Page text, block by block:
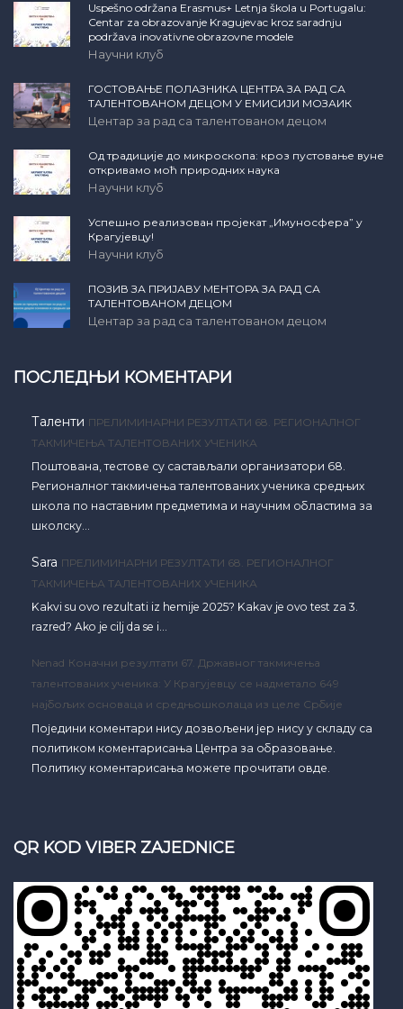
Uspešno održana Erasmus+ Letnja škola u Portugalu:
Centar za obrazovanje Kragujevac kroz saradnju
podržava inovativne obrazovne modele
Научни клуб
ГОСТОВАЊЕ ПОЛАЗНИКА ЦЕНТРА ЗА РАД СА
ТАЛЕНТОВАНОМ ДЕЦОМ У ЕМИСИЈИ МОЗАИК
Центар за рад са талентованом децом
Од традиције до микроскопа: кроз пустовање вуне
откривамо моћ природних наука
Научни клуб
Успешно реализован пројекат „Имуносфера” у
Крагујевцу!
Научни клуб
ПОЗИВ ЗА ПРИЈАВУ МЕНТОРА ЗА РАД СА
ТАЛЕНТОВАНОМ ДЕЦОМ
Центар за рад са талентованом децом
ПОСЛЕДЊИ КОМЕНТАРИ
Таленти ПРЕЛИМИНАРНИ РЕЗУЛТАТИ 68. РЕГИОНАЛНОГ
ТАКМИЧЕЊА ТАЛЕНТОВАНИХ УЧЕНИКА
Поштована, тестове су састављали организатори 68.
Регионалног такмичења талентованих ученика средњих
школа по наставним предметима и научним областима за
школску…
Sara ПРЕЛИМИНАРНИ РЕЗУЛТАТИ 68. РЕГИОНАЛНОГ
ТАКМИЧЕЊА ТАЛЕНТОВАНИХ УЧЕНИКА
Kakvi su ovo rezultati iz hemije 2025? Kakav je ovo test za 3.
razred? Ako je cilj da se i…
Nenad Коначни резултати 67. Државног такмичења
талентованих ученика: У Крагујевцу се надметало 649
најбољих основаца и средњошколаца из целе Србије
Поједини коментари нису дозвољени јер нису у складу са
политиком коментарисања Центра за образовање.
Политику коментарисања можете прочитати овде.
QR KOD VIBER ZAJEDNICE